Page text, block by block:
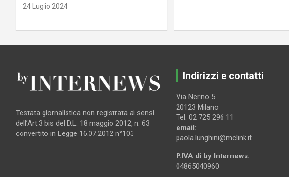
24 Luglio 2024
Testata giornalistica non registrata ai sensi
dell’Art.3 bis del D.L. 18 maggio 2012, n. 63
convertito in Legge 16.07.2012 n°103
Indirizzi e contatti
Via Nerino 5
20123 Milano
Tel. 02 725 296 11
email:
paola.lunghini@mclink.it
P.IVA di by Internews:
04865040960